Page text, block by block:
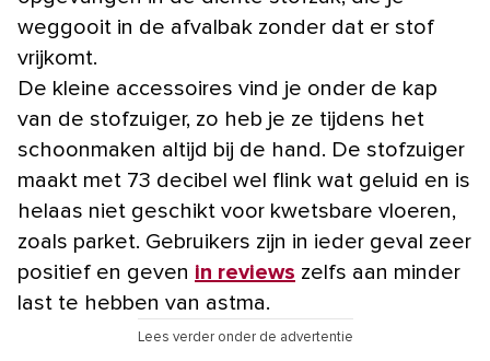
weggooit in de afvalbak zonder dat er stof
vrijkomt.
De kleine accessoires vind je onder de kap
van de stofzuiger, zo heb je ze tijdens het
schoonmaken altijd bij de hand. De stofzuiger
maakt met 73 decibel wel flink wat geluid en is
helaas niet geschikt voor kwetsbare vloeren,
zoals parket. Gebruikers zijn in ieder geval zeer
positief en geven in reviews zelfs aan minder
last te hebben van astma.
Lees verder onder de advertentie